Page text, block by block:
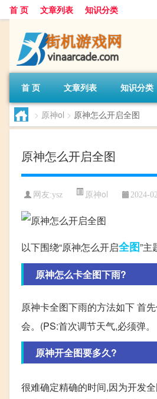
首 页 文章列表 知识分类
首 页 文章列表 知识分类
> 原神ol > 原神怎么开启全图
原神怎么开启全图
网友:ysz 原神ol 2024-
以下围绕“原神怎么开启全图”主
原神怎么卡全图下雨?
原神卡全图下雨的方法如下 首
会。(PS:首次调节天气,必须弹。
原神开全图要多久?
很难确定精确的时间,因为开发